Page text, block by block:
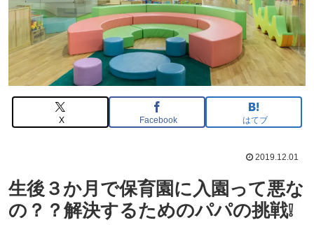
X Facebook はてブ
2019.12.01
生後３か月で保育園に入園って悪な
の？？解決するためのパパの挑戦❕